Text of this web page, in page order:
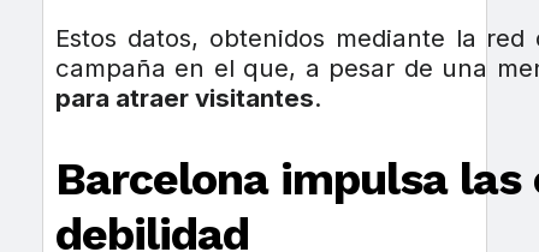
Estos datos, obtenidos mediante la
campaña en el que, a pesar de una
para atraer visitantes.
Barcelona impulsa
debilidad